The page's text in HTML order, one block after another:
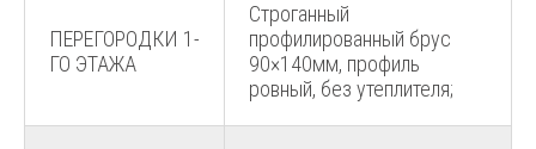
ПЕРЕГОРОДКИ 1-
ГО ЭТАЖА
Строганный
профилированный брус
90×140мм, профиль
ровный, без утеплителя;